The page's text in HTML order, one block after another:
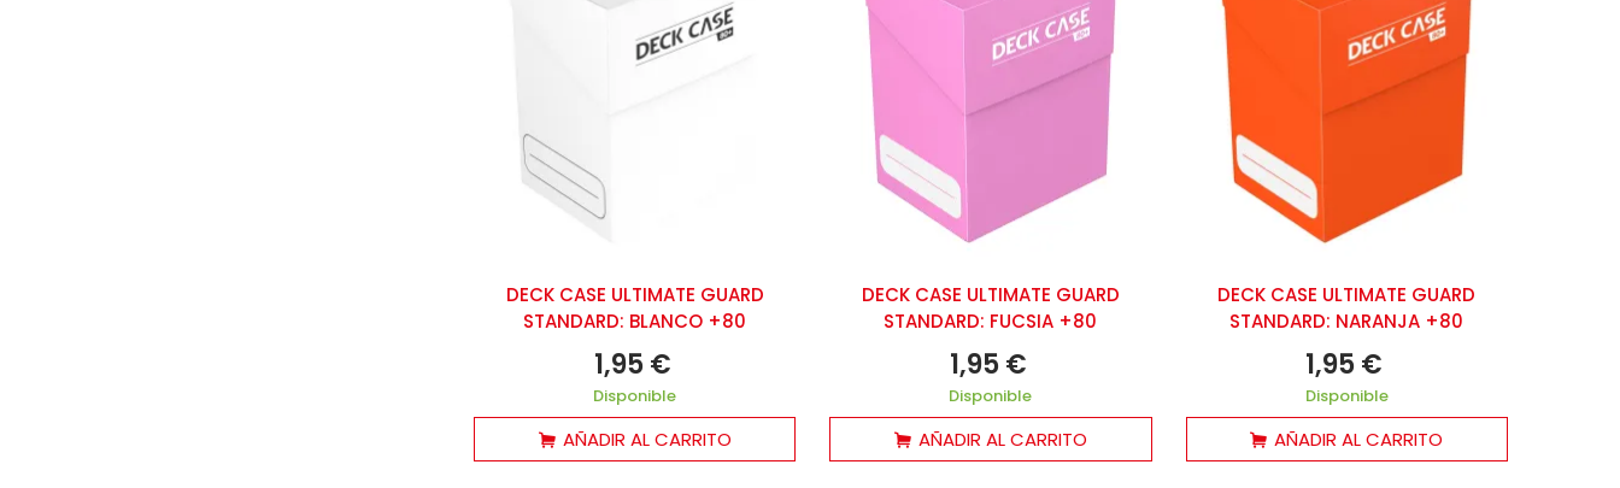
DECK CASE ULTIMATE GUARD
STANDARD: BLANCO +80
1,95 €
Disponible
AÑADIR AL CARRITO
DECK CASE ULTIMATE GUARD
STANDARD: FUCSIA +80
1,95 €
Disponible
AÑADIR AL CARRITO
DECK CASE ULTIMATE GUARD
STANDARD: NARANJA +80
1,95 €
Disponible
AÑADIR AL CARRITO